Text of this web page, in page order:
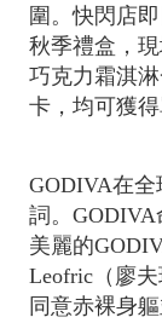
圍。快閃店
秋季禮盒，
巧克力霜淇
卡，均可獲得
GODIVA在
詞。
美麗的
Leofric（廖
同意赤裸身